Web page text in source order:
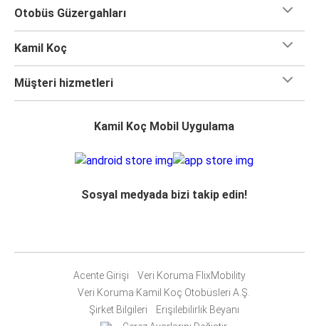
Otobüs Güzergahları
Kamil Koç
Müşteri hizmetleri
Kamil Koç Mobil Uygulama
Sosyal medyada bizi takip edin!
Acente Girişi
Veri Koruma FlixMobility
Veri Koruma Kamil Koç Otobüsleri A.Ş.
Şirket Bilgileri
Erişilebilirlik Beyanı